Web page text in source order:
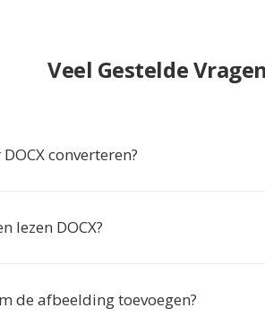
Veel Gestelde Vragen
converteren?
lezen DOCX?
de afbeelding toevoegen?